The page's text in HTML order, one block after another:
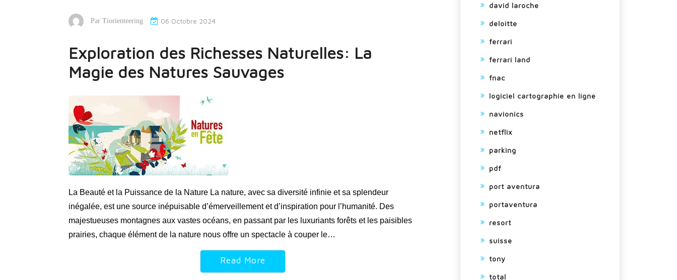
Par Tiorienteering 06 Octobre 2024
Exploration des Richesses Naturelles: La
Magie des Natures Sauvages
La Beauté et la Puissance de la Nature La nature, avec sa diversité infinie et sa splendeur
inégalée, est une source inépuisable d’émerveillement et d’inspiration pour l’humanité. Des
majestueuses montagnes aux vastes océans, en passant par les luxuriants forêts et les paisibles
prairies, chaque élément de la nature nous offre un spectacle à couper le…
Read More
david laroche
deloitte
ferrari
ferrari land
fnac
logiciel cartographie en ligne
navionics
netflix
parking
pdf
port aventura
portaventura
resort
suisse
tony
total